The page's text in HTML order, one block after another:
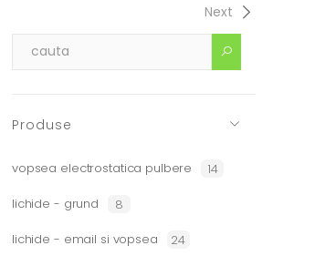
Next
Produse
vopsea electrostatica pulbere 14
lichide - grund 8
lichide - email si vopsea 24